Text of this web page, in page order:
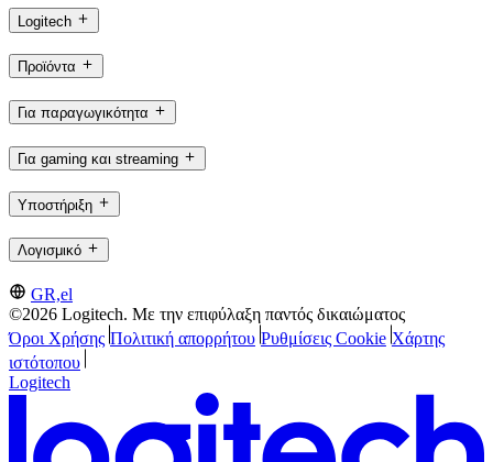
Logitech
Προϊόντα
Για παραγωγικότητα
Για gaming και streaming
Υποστήριξη
Λογισμικό
GR,el
©2026 Logitech. Με την επιφύλαξη παντός δικαιώματος
Όροι Χρήσης Πολιτική απορρήτου Ρυθμίσεις Cookie Χάρτης
ιστότοπου
Logitech